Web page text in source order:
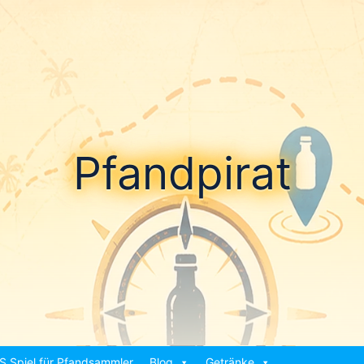
Pfandpirat